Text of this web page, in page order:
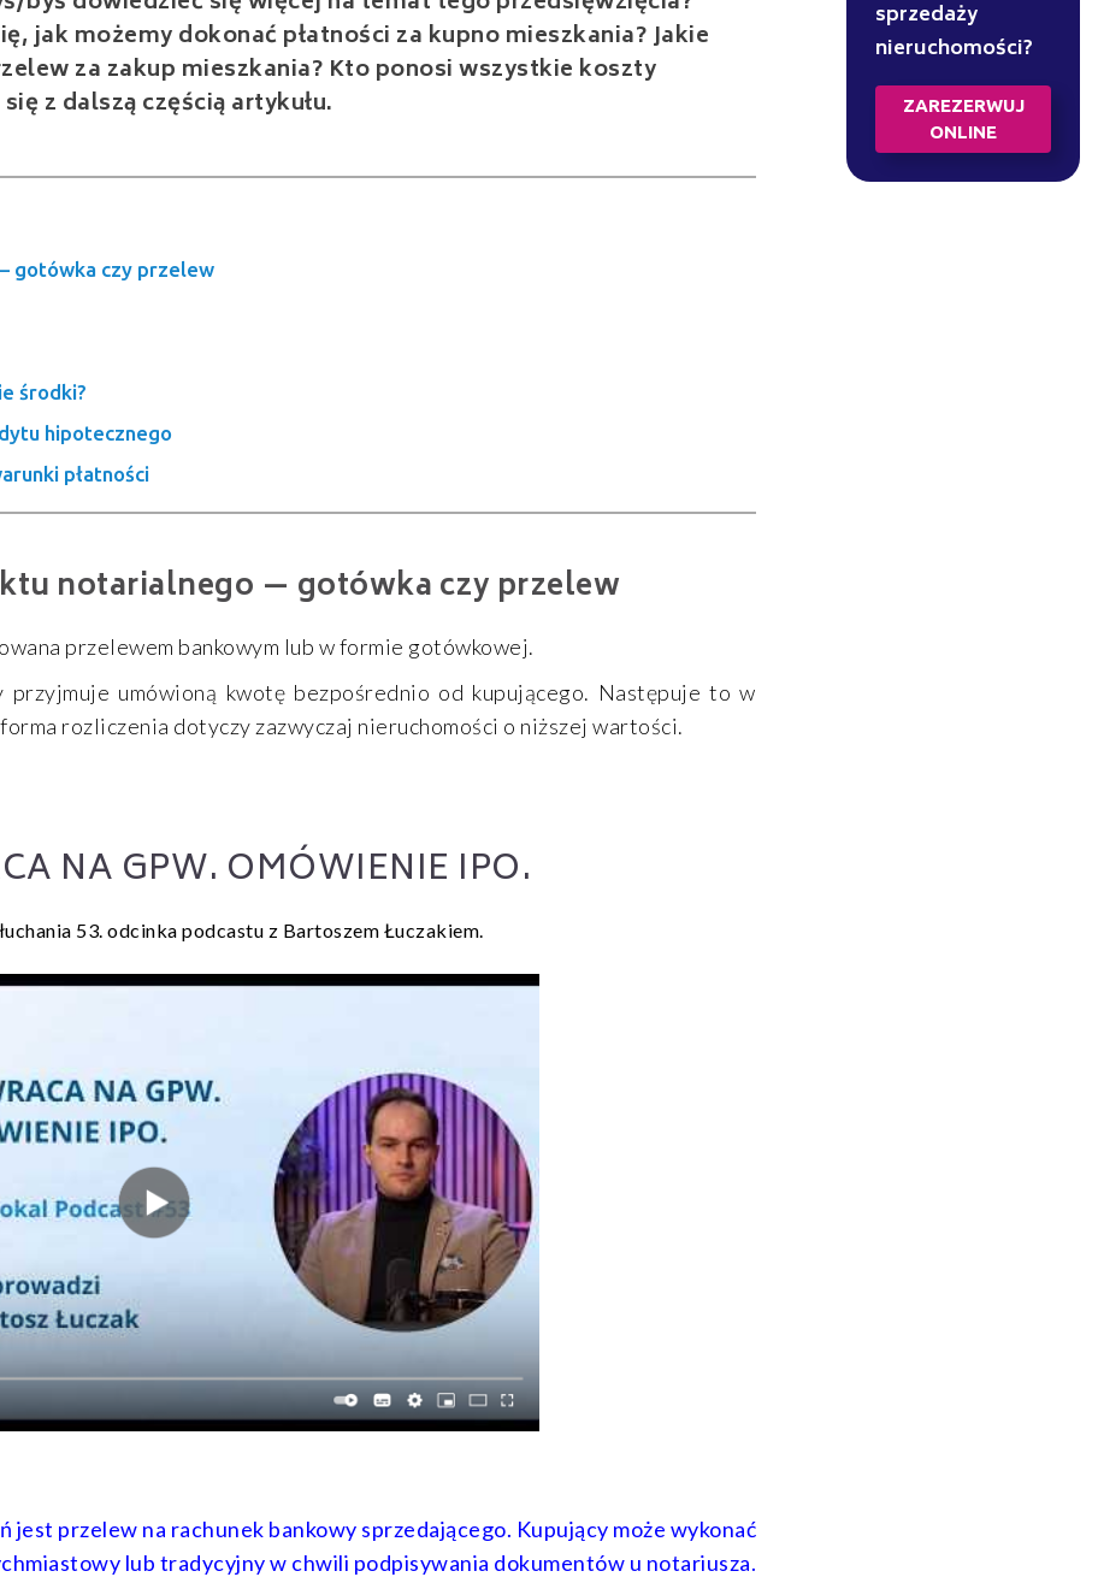
jak możemy dokonać płatności za kupno mieszkania? Jakie
za zakup mieszkania? Kto ponosi wszystkie koszty
z dalszą częścią artykułu.
gotówka czy przelew
środki?
hipotecznego
płatności
notarialnego — gotówka czy przelew
przelewem bankowym lub w formie gotówkowej.
przyjmuje umówioną kwotę bezpośrednio od kupującego. Następuje to w
rozliczenia dotyczy zazwyczaj nieruchomości o niższej wartości.
NA GPW. OMÓWIENIE IPO.
53. odcinka podcastu z Bartoszem Łuczakiem.
przelew na rachunek bankowy sprzedającego. Kupujący może wykonać
lub tradycyjny w chwili podpisywania dokumentów u notariusza.
sprzedaży
nieruchomości?
ZAREZERWUJ
ONLINE